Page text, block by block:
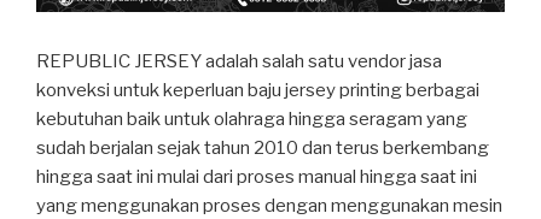
REPUBLIC JERSEY adalah salah satu vendor jasa
konveksi untuk keperluan baju jersey printing berbagai
kebutuhan baik untuk olahraga hingga seragam yang
sudah berjalan sejak tahun 2010 dan terus berkembang
hingga saat ini mulai dari proses manual hingga saat ini
yang menggunakan proses dengan menggunakan mesin